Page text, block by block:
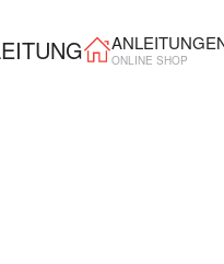
ONLINE SHOP